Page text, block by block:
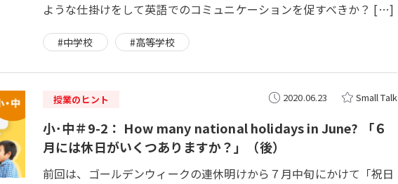
ような仕掛けをして英語でのコミュニケーションを促すべきか？ […]
#中学校 #高等学校
授業のヒント Small Talk
2020.06.23
小･中＃9-2： How many national holidays in June? 「６
月には休日がいくつありますか？」（後）
前回は、ゴールデンウィークの連休明けから７月中旬にかけて「祝日